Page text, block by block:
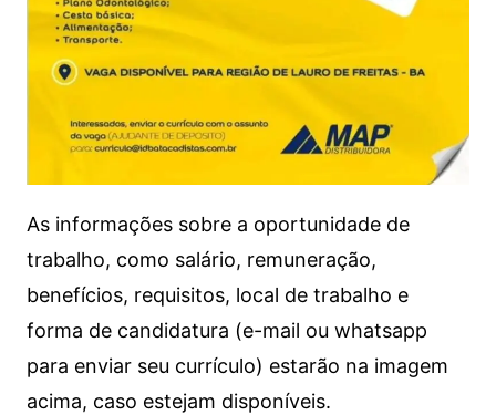
As informações sobre a oportunidade de
trabalho, como salário, remuneração,
benefícios, requisitos, local de trabalho e
forma de candidatura (e-mail ou whatsapp
para enviar seu currículo) estarão na imagem
acima, caso estejam disponíveis.